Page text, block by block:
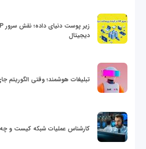
دیجیتال
تبلیغات هوشمند؛ وقتی الگوریتم
کارشناس عملیات شبکه کیست و چه